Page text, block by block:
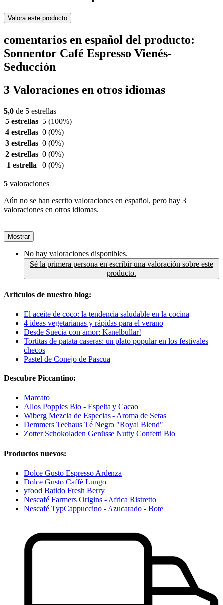
Valora este producto
comentarios en español del producto:
Sonnentor Café Espresso Vienés-
Seducción
3 Valoraciones en otros idiomas
5,0 de 5 estrellas
5 estrellas 5 (100%)
4 estrellas 0 (0%)
3 estrellas 0 (0%)
2 estrellas 0 (0%)
1 estrella
0 (0%)
5 valoraciones
Aún no se han escrito valoraciones en español, pero hay 3
valoraciones en otros idiomas.
Mostrar
No hay valoraciones disponibles.
Sé la primera persona en escribir una valoración sobre este
producto.
Artículos de nuestro blog:
El aceite de coco: la tendencia saludable en la cocina
4 ideas vegetarianas y rápidas para el verano
Desde Suecia con amor: Kanelbullar!
Tortitas de patata caseras: un plato popular en los festivales
checos
Pastel de Conejo de Pascua
Descubre Piccantino:
Marcato
Allos Poppies Bio - Espelta y Cacao
Wiberg Mezcla de Especias - Aroma de Setas
Demmers Teehaus Té Negro "Royal Blend"
Zotter Schokoladen Genüsse Nutty Confetti Bio
Productos nuevos:
Dolce Gusto Espresso Ardenza
Dolce Gusto Caffè Lungo
yfood Batido Fresh Berry
Nescafé Farmers Origins - Africa Ristretto
Nescafé TypCappuccino - Azucarado - Bote